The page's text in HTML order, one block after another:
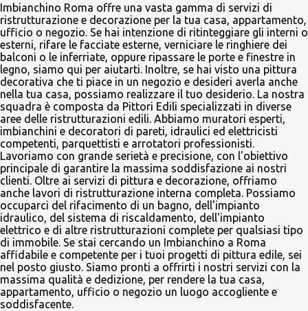
Imbianchino Roma offre una vasta gamma di servizi di
ristrutturazione e decorazione per la tua casa, appartamento,
ufficio o negozio. Se hai intenzione di ritinteggiare gli interni o
esterni, rifare le facciate esterne, verniciare le ringhiere dei
balconi o le inferriate, oppure ripassare le porte e finestre in
legno, siamo qui per aiutarti. Inoltre, se hai visto una pittura
decorativa che ti piace in un negozio e desideri averla anche
nella tua casa, possiamo realizzare il tuo desiderio. La nostra
squadra è composta da Pittori Edili specializzati in diverse
aree delle ristrutturazioni edili. Abbiamo muratori esperti,
imbianchini e decoratori di pareti, idraulici ed elettricisti
competenti, parquettisti e arrotatori professionisti.
Lavoriamo con grande serietà e precisione, con l'obiettivo
principale di garantire la massima soddisfazione ai nostri
clienti. Oltre ai servizi di pittura e decorazione, offriamo
anche lavori di ristrutturazione interna completa. Possiamo
occuparci del rifacimento di un bagno, dell'impianto
idraulico, del sistema di riscaldamento, dell'impianto
elettrico e di altre ristrutturazioni complete per qualsiasi tipo
di immobile. Se stai cercando un Imbianchino a Roma
affidabile e competente per i tuoi progetti di pittura edile, sei
nel posto giusto. Siamo pronti a offrirti i nostri servizi con la
massima qualità e dedizione, per rendere la tua casa,
appartamento, ufficio o negozio un luogo accogliente e
soddisfacente.